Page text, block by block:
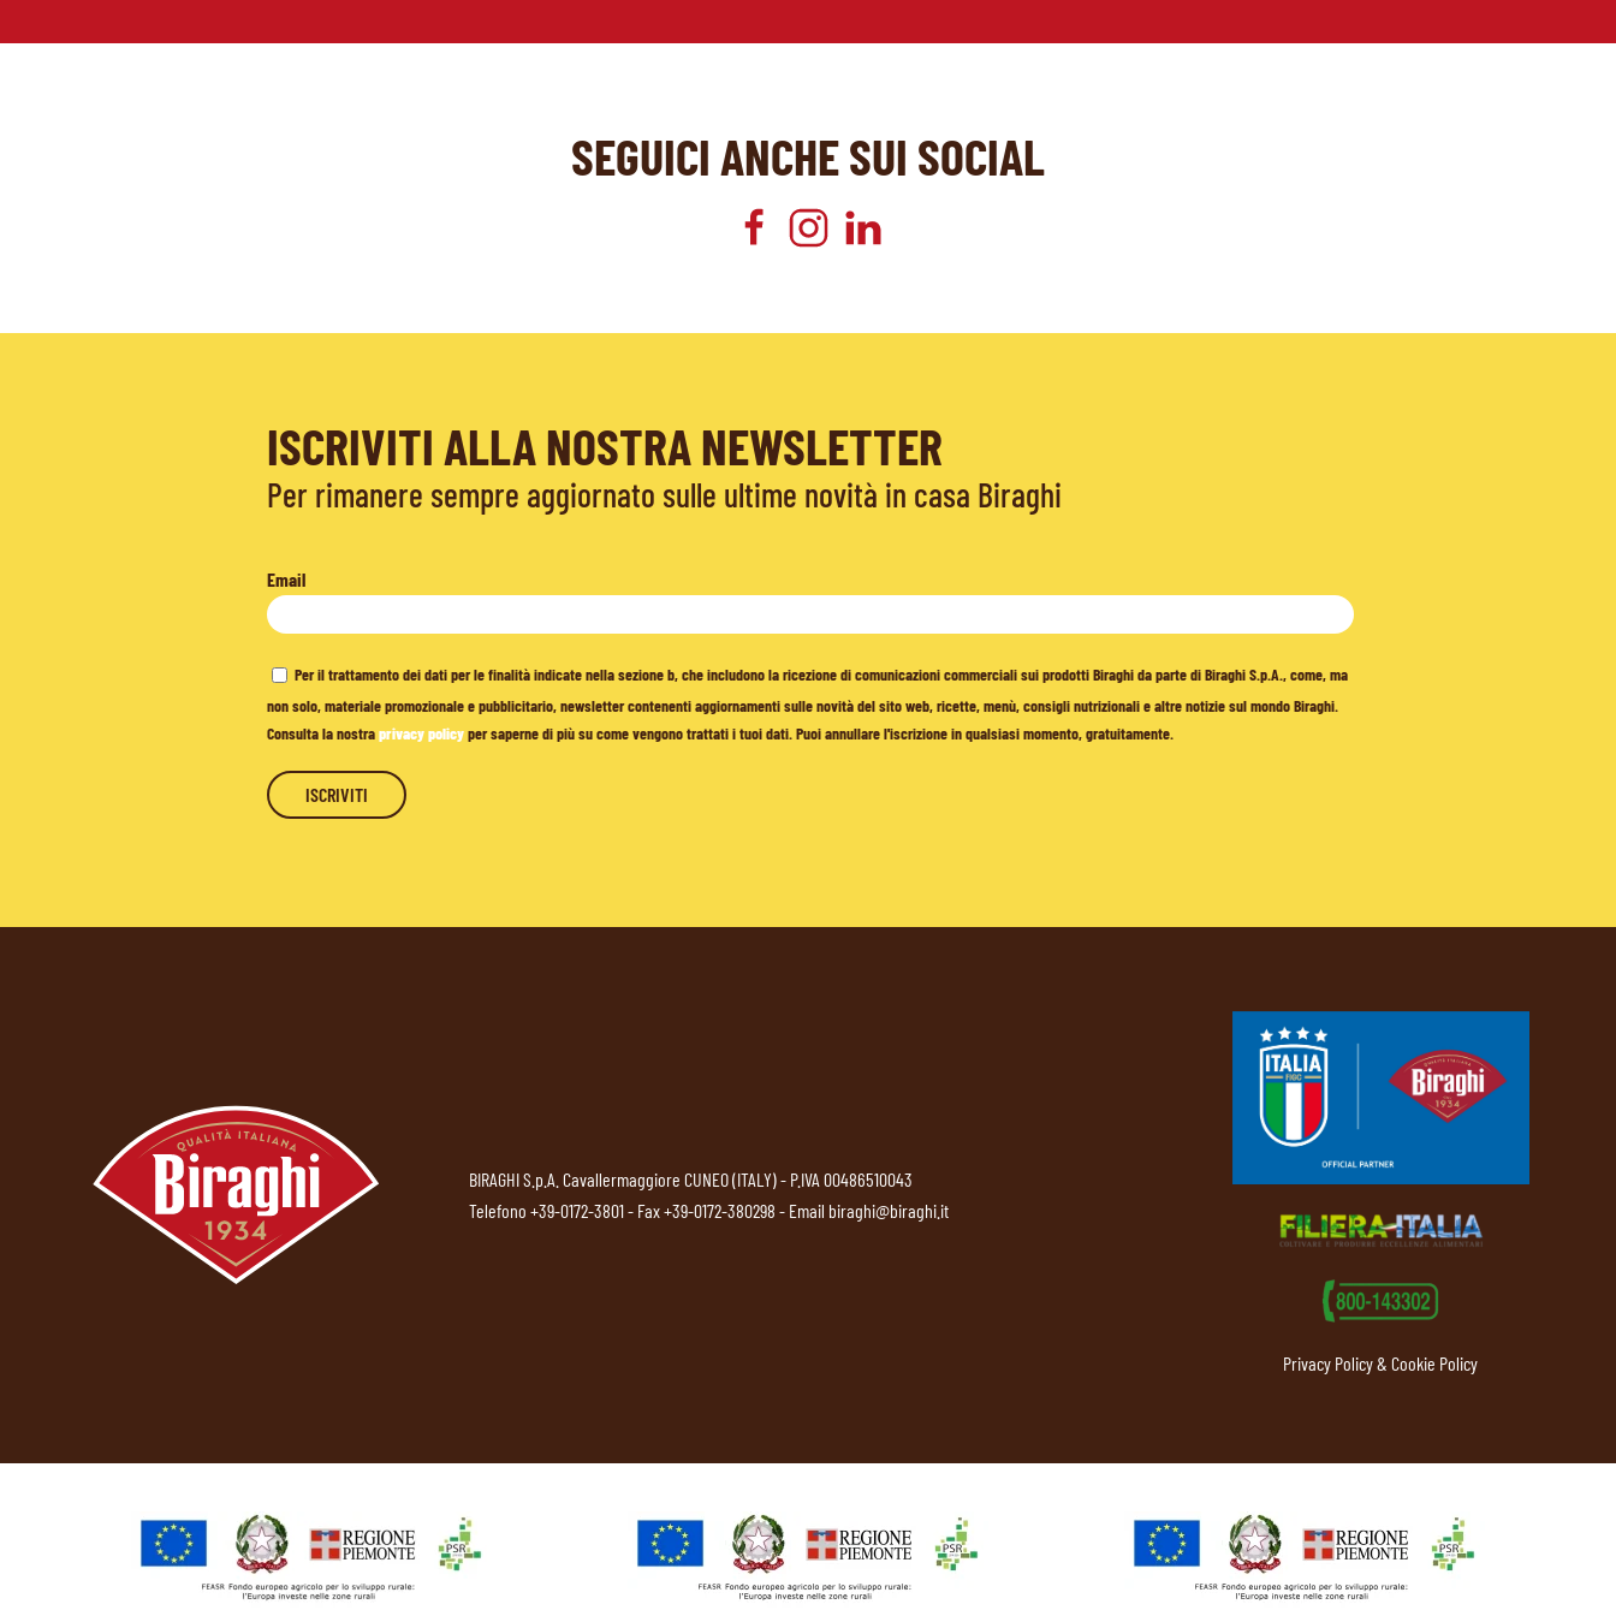
SEGUICI ANCHE SUI SOCIAL
ISCRIVITI ALLA NOSTRA NEWSLETTER
Per rimanere sempre aggiornato sulle ultime novità in casa Biraghi
Email
Per il trattamento dei dati per le finalità indicate nella sezione b, che includono la ricezione di comunicazioni commerciali sui prodotti Biraghi da parte di Biraghi S.p.A., come, ma
non solo, materiale promozionale e pubblicitario, newsletter contenenti aggiornamenti sulle novità del sito web, ricette, menù, consigli nutrizionali e altre notizie sul mondo Biraghi.
Consulta la nostraprivacy policyper saperne di più su come vengono trattati i tuoi dati. Puoi annullare l'iscrizione in qualsiasi momento, gratuitamente.
BIRAGHI S.p.A. Cavallermaggiore CUNEO (ITALY) - P.IVA 00486510043
Telefono +39-0172-3801- Fax +39-0172-380298 - Email biraghi@biraghi.it
Privacy Policy & Cookie Policy